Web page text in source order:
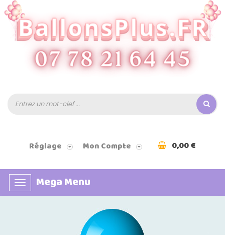
Réglage Mon Compte 0,00 €
Basculer
la
Mega Menu